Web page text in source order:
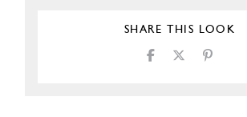
SHARE THIS LOOK